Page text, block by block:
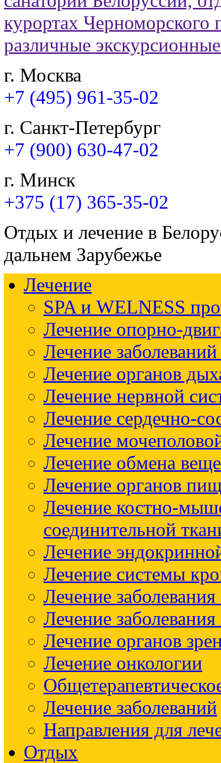
г. Москва
+7 (495) 961-35-02
г. Санкт-Петербург
+7 (900) 630-47-02
г. Минск
+375 (17) 365-35-02
Отдых и лечение в
дальнем Зарубежье
Лечение
SPA и WELNESS
Лечение опорно-
Лечение
Лечение органов
Лечение нервной
Лечение сердечно-
Лечение
Лечение обмена
Лечение органов
Лечение костно-
соединительной
Лечение
Лечение системы
Лечение
Лечение
Лечение органов
Лечение онкологии
Лечение заболеваний
Направления для
Отдых